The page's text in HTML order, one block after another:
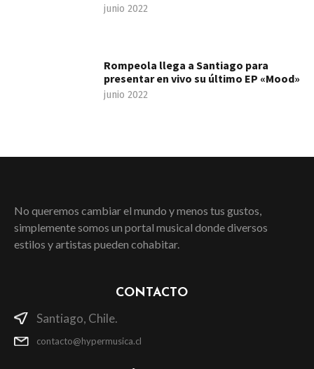
junio 2022
Rompeola llega a Santiago para
presentar en vivo su último EP «Mood»
junio 2022
No queremos cambiar el mundo y menos tus gustos,
simplemente somos un portal musical donde diversos
estilos y artistas pueden cohabitar.
CONTACTO
Santiago, Chile.
contacto@hypermusica.cl